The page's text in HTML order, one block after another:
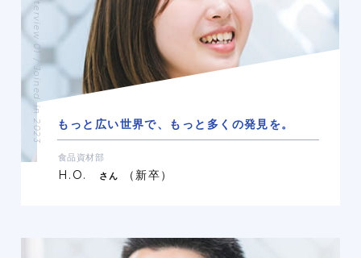
もっと広い世界で、 もっと多くの発見を。
食品資材部
H.O. さん （新卒）
Staff interview 01 / Joined in 2023